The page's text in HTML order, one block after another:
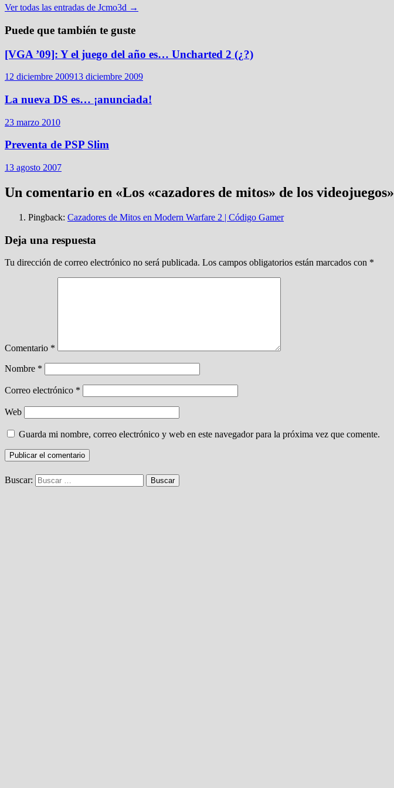
Ver todas las entradas de Jcmo3d →
Puede que también te guste
[VGA ’09]: Y el juego del año es… Uncharted 2 (¿?)
12 diciembre 200913 diciembre 2009
La nueva DS es… ¡anunciada!
23 marzo 2010
Preventa de PSP Slim
13 agosto 2007
Un comentario en «Los «cazadores de mitos» de los videojuegos»
Pingback: Cazadores de Mitos en Modern Warfare 2 | Código Gamer
Deja una respuesta
Tu dirección de correo electrónico no será publicada. Los campos obligatorios están marcados con *
Comentario *
Nombre *
Correo electrónico *
Web
Guarda mi nombre, correo electrónico y web en este navegador para la próxima vez que comente.
Buscar: